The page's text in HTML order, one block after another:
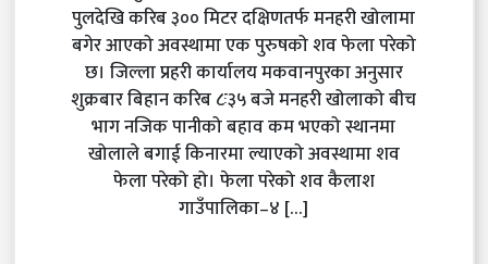
पुलदेखि करिब ३०० मिटर दक्षिणतर्फ मनहरी खोलामा
बगेर आएको अवस्थामा एक पुरुषको शव फेला परेको
छ। जिल्ला प्रहरी कार्यालय मकवानपुरका अनुसार
शुक्रबार बिहान करिब ८ः३५ बजे मनहरी खोलाको बीच
भाग नजिक पानीको बहाव कम भएको स्थानमा
खोलाले बगाई किनारमा ल्याएको अवस्थामा शव
फेला परेको हो। फेला परेको शव कैलाश
गाउँपालिका–४ […]